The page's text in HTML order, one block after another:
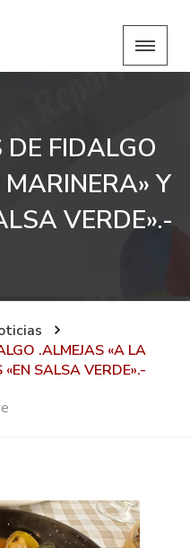
DE FIDALGO
Y
VERDE».-
.ALMEJAS «A LA
SALSA VERDE».-